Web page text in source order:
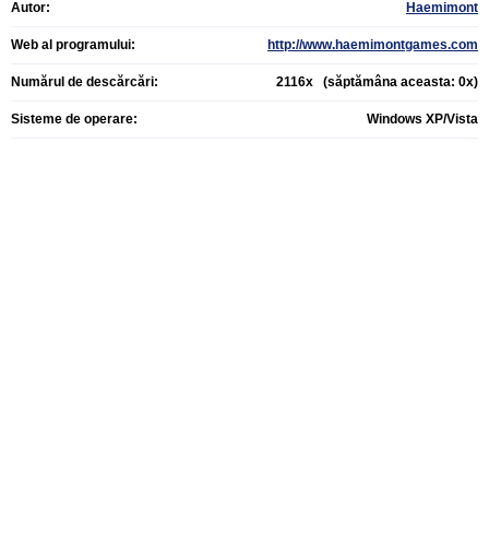
Autor: Haemimont
Web al programului: http://www.haemimontgames.com
Numărul de descărcări: 2116x (săptămâna aceasta: 0x)
Sisteme de operare: Windows XP/Vista